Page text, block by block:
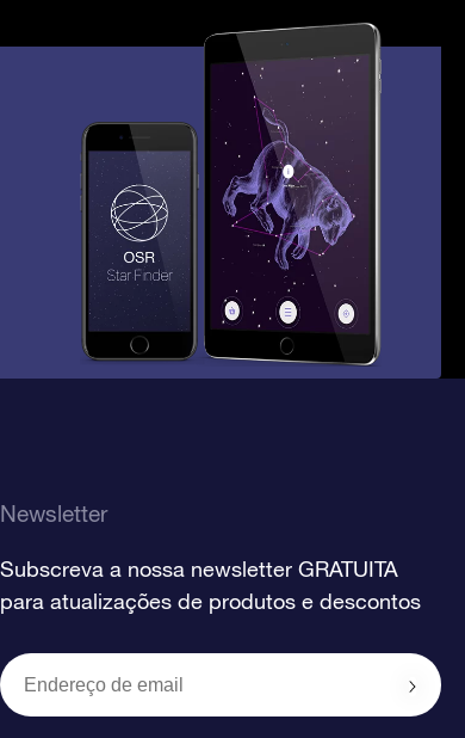
Newsletter
Subscreva a nossa newsletter GRATUITA
para atualizações de produtos e descontos